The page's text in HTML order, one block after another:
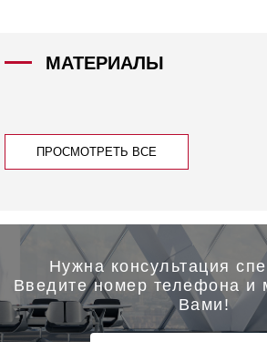
МАТЕРИАЛЫ
ПРОСМОТРЕТЬ ВСЕ
Нужна консультация
Введите номер телефона и
Вами!